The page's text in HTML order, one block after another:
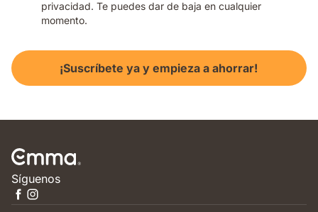
privacidad. Te puedes dar de baja en cualquier
momento.
¡Suscríbete ya y empieza a ahorrar!
Síguenos